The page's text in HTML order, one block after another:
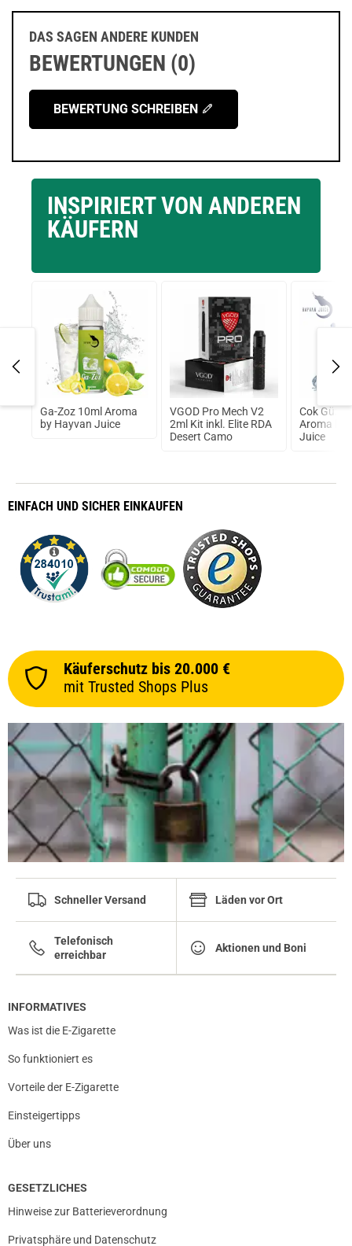
DAS SAGEN ANDERE KUNDEN
BEWERTUNGEN (0)
BEWERTUNG SCHREIBEN
INSPIRIERT VON ANDEREN
KÄUFERN
Ga-Zoz 10ml Aroma
by Hayvan Juice
VGOD Pro Mech V2
2ml Kit inkl. Elite RDA
Desert Camo
Cok Güzel
Aroma by
Juice
EINFACH UND SICHER EINKAUFEN
Käuferschutz bis 20.000 €
mit Trusted Shops Plus
Schneller Versand Läden vor Ort
Telefonisch
erreichbar
Aktionen und Boni
INFORMATIVES
Was ist die E-Zigarette
So funktioniert es
Vorteile der E-Zigarette
Einsteigertipps
Über uns
GESETZLICHES
Hinweise zur Batterieverordnung
Privatsphäre und Datenschutz